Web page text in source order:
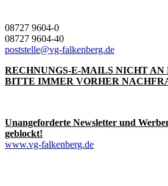
08727 9604-0
08727 9604-40
poststelle@vg-falkenberg.de
RECHNUNGS-E-MAILS NICHT AN
BITTE IMMER VORHER
Unangeforderte Newsletter und
geblockt!
www.vg-falkenberg.de